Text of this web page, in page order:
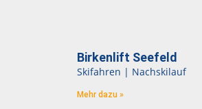
Birkenlift Seefeld
Skifahren | Nachskilauf
Mehr dazu »